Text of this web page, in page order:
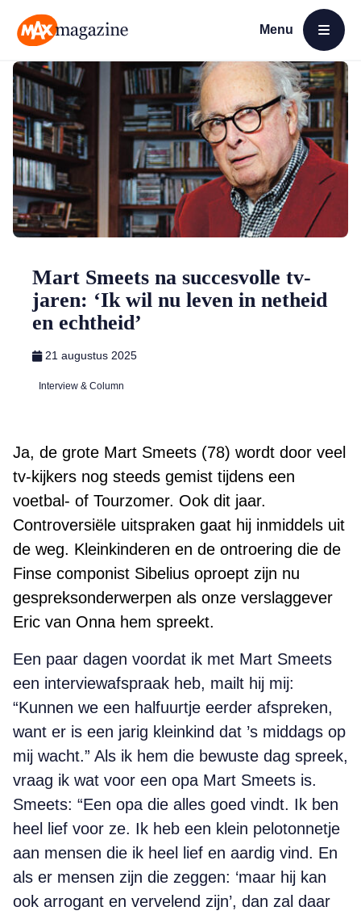
Menu
Open menu
Mart Smeets na succesvolle tv-
jaren: ‘Ik wil nu leven in netheid
en echtheid’
21 augustus 2025
Interview & Column
Ja, de grote Mart Smeets (78) wordt door veel
tv-kijkers nog steeds gemist tijdens een
voetbal- of Tourzomer. Ook dit jaar.
Controversiële uitspraken gaat hij inmiddels uit
de weg. Kleinkinderen en de ontroering die de
Finse componist Sibelius oproept zijn nu
gespreksonderwerpen als onze verslaggever
Eric van Onna hem spreekt.
Een paar dagen voordat ik met Mart Smeets
een interviewafspraak heb, mailt hij mij:
“Kunnen we een halfuurtje eerder afspreken,
want er is een jarig kleinkind dat ’s middags op
mij wacht.” Als ik hem die bewuste dag spreek,
vraag ik wat voor een opa Mart Smeets is.
Smeets: “Een opa die alles goed vindt. Ik ben
heel lief voor ze. Ik heb een klein pelotonnetje
aan mensen die ik heel lief en aardig vind. En
als er mensen zijn die zeggen: ‘maar hij kan
ook arrogant en vervelend zijn’, dan zal daar